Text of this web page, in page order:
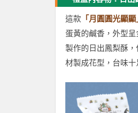
這款 「月圓圓光顯
蛋黃的鹹香，外型
製作的日出鳳梨酥
材製成花型，台味